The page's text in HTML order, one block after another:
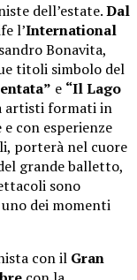
dell’estate.Dal
l’International
Bonavita,
titoli simbolo del
e “Il Lago
artisti formati in
con esperienze
porterà nel cuore
grande balletto,
sono
dei momenti
con il Gran